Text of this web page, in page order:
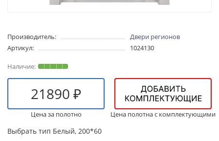
Производитель:
Двери регионов
Артикул:
1024130
21890 ₽
Цена за полотно Цена полотна с комплектующими
Выбрать тип Белый, 200*60